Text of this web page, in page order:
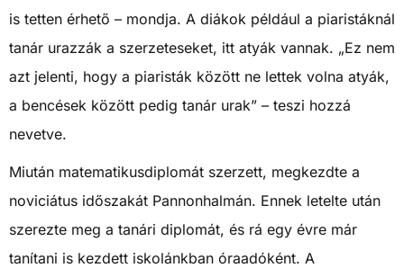
is tetten érhető – mondja. A diákok például a piaristáknál
tanár urazzák a szerzeteseket, itt atyák vannak. „Ez nem
azt jelenti, hogy a piaristák között ne lettek volna atyák,
a bencések között pedig tanár urak” – teszi hozzá
nevetve.
Miután matematikusdiplomát szerzett, megkezdte a
noviciátus időszakát Pannonhalmán. Ennek letelte után
szerezte meg a tanári diplomát, és rá egy évre már
tanítani is kezdett iskolánkban óraadóként. A